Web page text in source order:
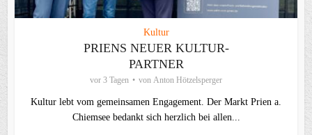
Kultur
PRIENS NEUER KULTUR-
PARTNER
vor 3 Tagen von Anton Hötzelsperger
Kultur lebt vom gemeinsamen Engagement. Der Markt Prien a.
Chiemsee bedankt sich herzlich bei allen...